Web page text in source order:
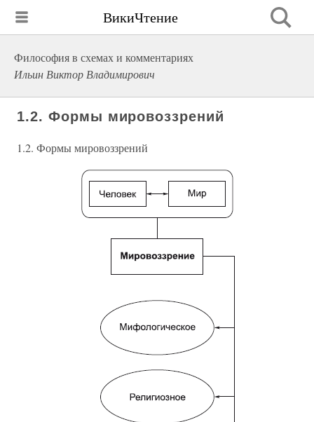
ВикиЧтение
Философия в схемах и комментариях
Ильин Виктор Владимирович
1.2. Формы мировоззрений
1.2. Формы мировоззрений